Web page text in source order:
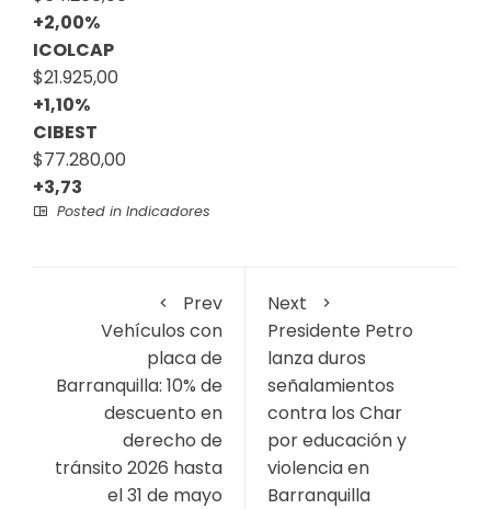
+2,00%
ICOLCAP
$21.925,00
+1,10%
CIBEST
$77.280,00
+3,73
Posted in Indicadores
Prev
Vehículos con
placa de
Barranquilla: 10% de
descuento en
derecho de
tránsito 2026 hasta
el 31 de mayo
Next
Presidente Petro
lanza duros
señalamientos
contra los Char
por educación y
violencia en
Barranquilla